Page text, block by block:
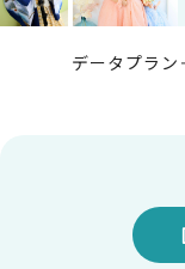
データプラ
報を、弊社
配信先など
す。）など